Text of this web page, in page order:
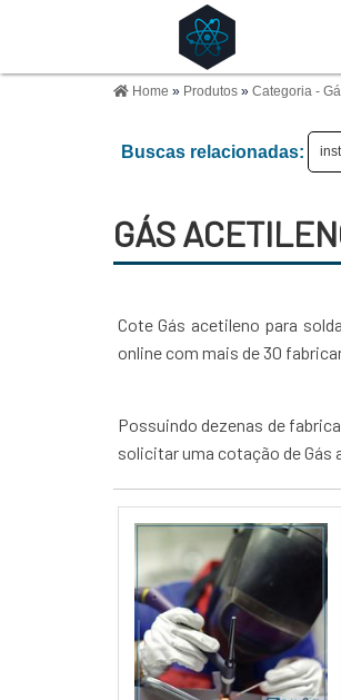
Home » Produtos » Categoria -
Buscas relacionadas:
GÁS
Cote Gás acetileno para
online com mais de 30
Possuindo dezenas de
solicitar uma cotação de Gás